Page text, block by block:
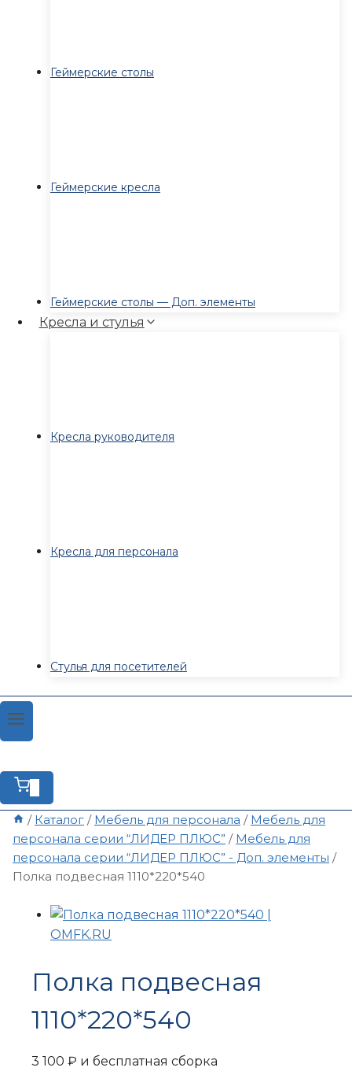
Геймерские столы
Геймерские кресла
Геймерские столы — Доп. элементы
Кресла и стулья
Кресла руководителя
Кресла для персонала
Стулья для посетителей
/ Каталог / Мебель для персонала / Мебель для
персонала серии “ЛИДЕР ПЛЮС” / Мебель для
персонала серии “ЛИДЕР ПЛЮС” - Доп. элементы /
Полка подвесная 1110*220*540
Полка подвесная
1110*220*540
3 100 ₽ и бесплатная сборка